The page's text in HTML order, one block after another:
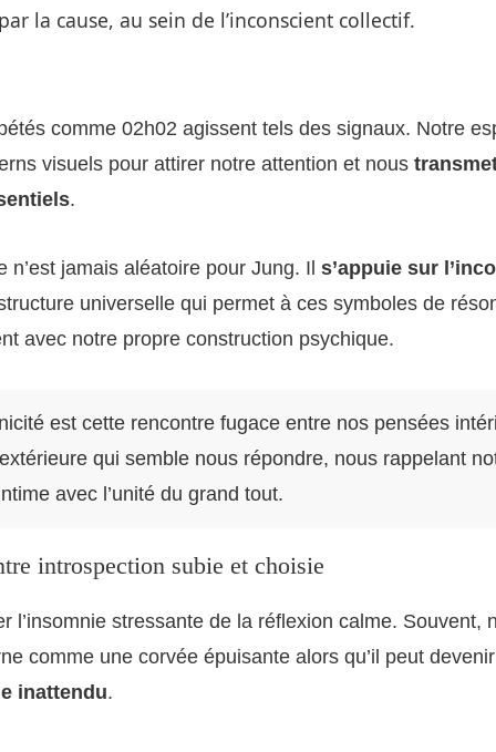
la cause, au sein de l’inconscient collectif.
comme 02h02 agissent tels des signaux. Notre
visuels pour attirer notre attention et nous
.
n’est jamais aléatoire pour Jung. Il s’appuie sur
universelle qui permet à ces symboles de
avec notre propre construction psychique.
est cette rencontre fugace entre nos pensées
qui semble nous répondre, nous rappelant
avec l’unité du grand tout.
introspection subie et choisie
l’insomnie stressante de la réflexion calme. Souvent,
comme une corvée épuisante alors qu’il peut
inattendu.